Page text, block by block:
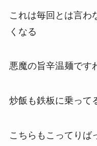
これは毎回とは言わ
くなる
悪魔の旨辛温麺です
炒飯も鉄板に乗って
こちらもこってりば